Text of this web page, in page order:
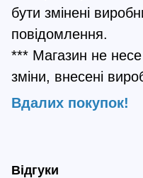
бути змінені
повідомлення.
*** Магазин не несе
зміни, внесені
Вдалих покупок!
Відгуки